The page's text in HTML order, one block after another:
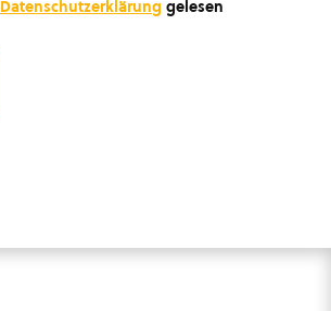
Datenschutzerklärung gelesen